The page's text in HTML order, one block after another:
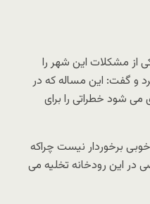
از مشکلات این شهر را
و گفت: این مساله که در
شود خطراتی را برای
برخوردار نیست چراکه
این رودخانه تخلیه می